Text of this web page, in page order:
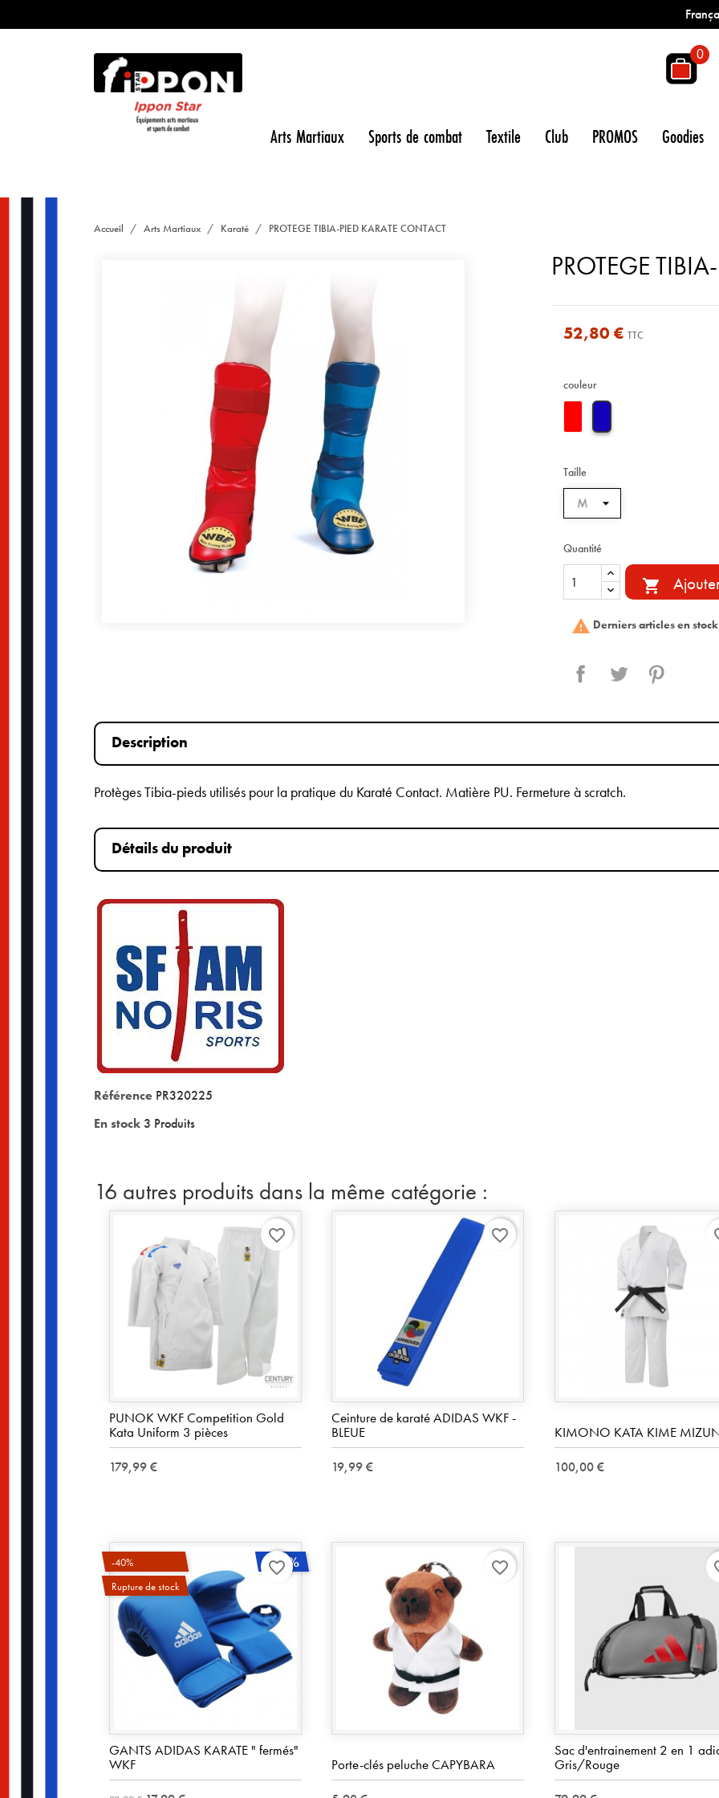
0
Arts Martiaux Sports de combat Textile Club PROMOS Goodies
Accueil Arts Martiaux Karaté PROTEGE TIBIA-PIED KARATE CONTACT
PROTEGE
52,80 € TTC
couleur
Taille
Quantité

 Derniers articles en stock
Partager Tweet
Description
Protèges Tibia-pieds utilisés pour la pratique du Karaté Contact. Matière PU. Fermeture à scratch.
Détails du produit
Référence PR320225
En stock 3 Produits
16 autres produits dans la même catégorie :
PUNOK WKF Competition Gold
Kata Uniform 3 pièces
179,99 €
favorite_border
Ceinture de karaté ADIDAS WKF -
BLEUE
19,99 €
favorite_border
KIMONO KATA KIME
100,00 €
-40%
Rupture de stock
-40%
GANTS ADIDAS KARATE " fermés"
WKF
favorite_border
Porte-clés peluche CAPYBARA
favorite_border
Sac d'entrainement 2 en 1
Gris/Rouge